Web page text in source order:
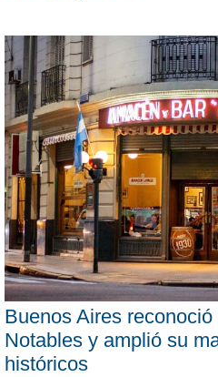
Buenos Aires
Notables y amplió su
históricos